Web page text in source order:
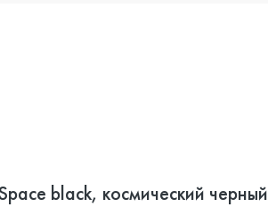
black, космический черный